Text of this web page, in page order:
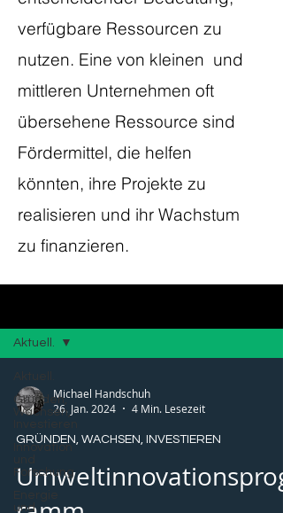
verfügbare Ressourcen zu
nutzen. Eine von kleinen und
mittleren Unternehmen oft
übersehene Ressource sind
Fördermittel, die helfen
könnten, ihre Projekte zu
realisieren und ihr Wachstum
zu finanzieren.
Gründen,
Wachsen,
Forschung
und
Aktuell.
Michael Handschuh
26. Jan. 2024
4 Min. Lesezeit
GRÜNDEN, WACHSEN, INVESTIEREN
Umweltinnovationsprog